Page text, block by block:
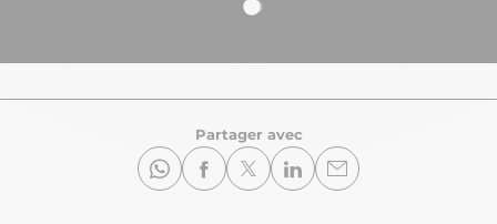
Partager avec